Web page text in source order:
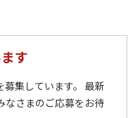
す
集しています。 最新
なさまのご応募をお待